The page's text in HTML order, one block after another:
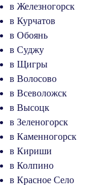
в Железногорск
в Курчатов
в Обоянь
в Суджу
в Щигры
в Волосово
в Всеволожск
в Высоцк
в Зеленогорск
в Каменногорск
в Кириши
в Колпино
в Красное Село